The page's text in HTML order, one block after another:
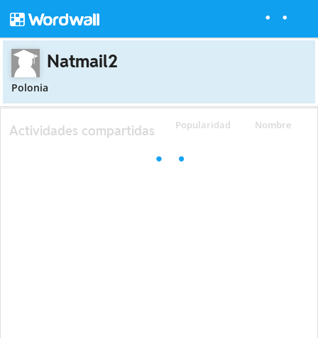
Natmail2
Polonia
Popularidad Nombre
Actividades compartidas